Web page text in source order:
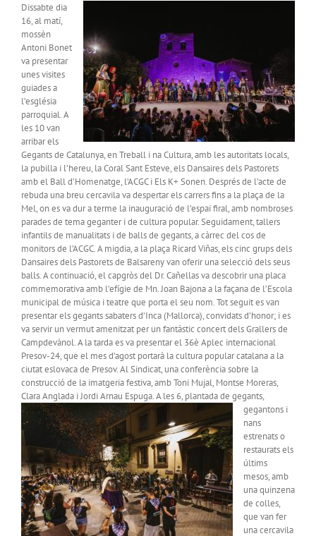
Dissabte dia
16, al matí,
mossèn
Antoni Bonet
va presentar
unes visites
guiades a
l’església
parroquial. A
les 10 van
arribar els
Gegants de Catalunya, en Treball i na Cultura, amb les autoritats locals,
la pubilla i l’hereu, la Coral Sant Esteve, els Dansaires dels Pastorets
amb el Ball d’Homenatge, l’ACGC i Els K+ Sonen. Després de l’acte de
rebuda una breu cercavila va despertar els carrers fins a la plaça de la
Mel, on es va dur a terme la inauguració de l’espai firal, amb nombroses
parades de tema geganter i de cultura popular. Seguidament, tallers
infantils de manualitats i de balls de gegants, a càrrec del cos de
monitors de l’ACGC. A migdia, a la plaça Ricard Viñas, els cinc grups dels
Dansaires dels Pastorets de Balsareny van oferir una selecció dels seus
balls. A continuació, el capgròs del Dr. Cañellas va descobrir una placa
commemorativa amb l’efígie de Mn. Joan Bajona a la façana de l’Escola
municipal de música i teatre que porta el seu nom. Tot seguit es van
presentar els gegants sabaters d’Inca (Mallorca), convidats d’honor; i es
va servir un vermut amenitzat per un fantàstic concert dels Grallers de
Campdevànol. A la tarda es va presentar el 36è Aplec internacional
Presov-24, que el mes d’agost portarà la cultura popular catalana a la
ciutat eslovaca de Presov. Al Sindicat, una conferència sobre la
construcció de la imatgeria festiva, amb Toni Mujal, Montse Moreras,
Clara Anglada i Jordi Arnau Espuga.A les 6, plantada de gegants,
gegantons i
nans
estrenats o
restaurats els
últims
mesos, amb
una quinzena
de colles,
que van fer
una cercavila